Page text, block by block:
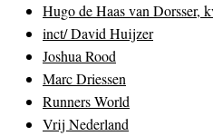
Hugo de Haas van Dorsser,
inct/ David Huijzer
Joshua Rood
Marc Driessen
Runners World
Vrij Nederland